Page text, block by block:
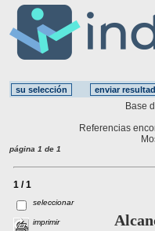
Base
Referencias
página 1 de 1
1 / 1
seleccionar
imprimir